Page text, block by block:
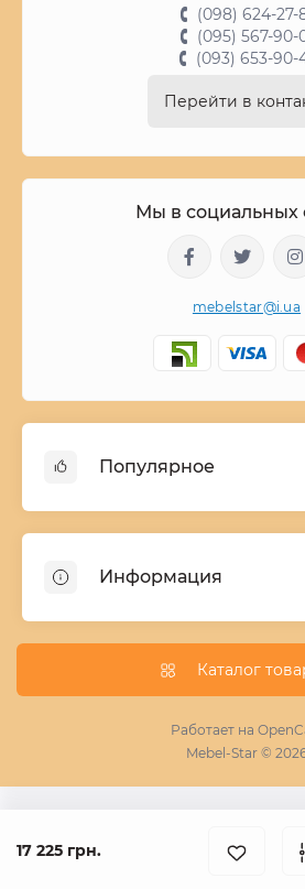
17 225 грн.
(098) 624-27-
(095) 567-90-
(093) 653-90-
Перейти в
Мы в социальных
mebelstar@i.ua
Популярное
Шкафы купе ширина 90-210 cм
Комоды из дерева
Кухни
Информация
Условия поставки мебели
Фотопечать для шкафа купе
Пескоструй
Статьи
Каталог
Работает на
Mebel-Star ©